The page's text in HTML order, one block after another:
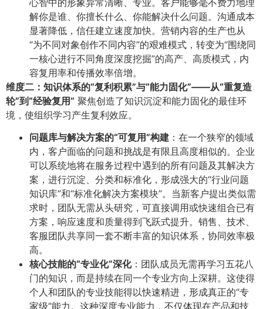
解你是谁、你擅长什么、你能解决什么问题。沟通成本
显著降低，信任建立速度加快。营销内容的生产也从
“为不同对象创作不同内容”的艰难模式，转变为“围绕同
一核心进行不同角度深度挖掘”的高产、高质模式，内
容复用率和传播效率倍增。
维度二：知识体系的“复利积累”与“能力固化”——从“重复造
轮”到“经验复用”​ 聚焦创造了知识沉淀和能力固化的最佳环
境，使组织学习产生复利效应。
问题库与解决方案的“可复用”构建 ​：在一个狭窄的领域
内，客户面临的问题和挑战是有限且高度相似的。企业
可以系统地将在服务过程中遇到的所有问题及其解决方
案，进行沉淀、分类和标准化，形成强大的“行业问题
知识库”和“标准化解决方案模块”。当新客户提出类似需
求时，团队无需从头研究，可直接调用或快速组合已有
方案，响应速度和质量得到飞跃式提升。销售、技术、
客服团队共享同一套不断丰富的知识体系，协同效率极
高。
核心技能的“专业化”深化​：团队成员无需再学习五花八
门的知识，而是持续在同一个专业方向上深耕。这使得
个人和团队的专业技能得以快速精进，形成真正的“专
家级”能力。这种深度专业能力，不仅体现在产品和技